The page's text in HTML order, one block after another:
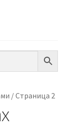
/Страница 2